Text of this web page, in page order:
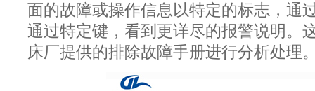
面的故障或操作信息以特定的标志，通
通过特定键，看到更详尽的报警说明。
床厂提供的排除故障手册进行分析处理